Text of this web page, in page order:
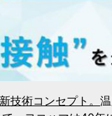
技術コンセプト。